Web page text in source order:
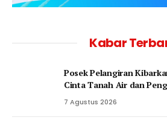
Kabar
Posek Pelangiran
Cinta Tanah Air dan
7 Agustus 2026